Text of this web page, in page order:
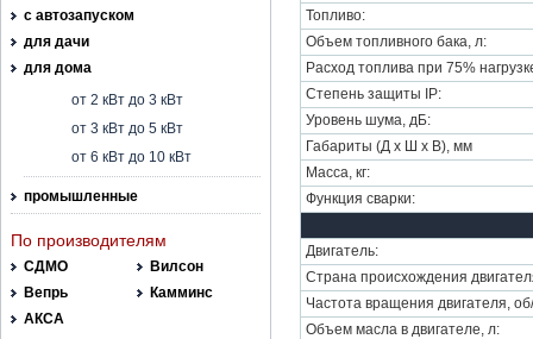
с автозапуском
для дачи
для дома
от 2 кВт до 3 кВт
от 3 кВт до 5 кВт
от 6 кВт до 10 кВт
промышленные
По производителям
СДМО
Вилсон
Вепрь
Камминс
АКСА
Топливо:
Объем топливного бака, л:
Расход топлива при 75%
Степень защиты IP:
Уровень шума, дБ:
Габариты (Д х Ш х В), мм
Масса, кг:
Функция сварки:
Двигатель:
Страна происхождения
Частота вращения двигателя,
Объем масла в двигателе, л: